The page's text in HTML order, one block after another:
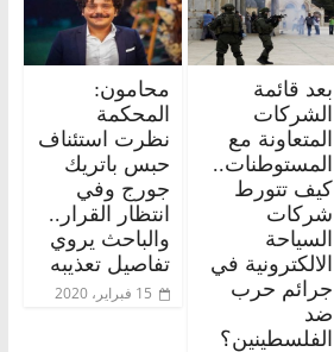
بعد قائمة
الشركات
المتعاونة مع
المستوطنات..
كيف تتورط
شركات
السياحة
الالكترونية في
جرائم حرب
ضد
الفلسطينين؟
محامون:
المحكمة
نظرت استئناف
حبس باتريك
جورج وفي
انتظار القرار..
والباحث يروي
تفاصيل تعذيبه
15 فبراير، 2020